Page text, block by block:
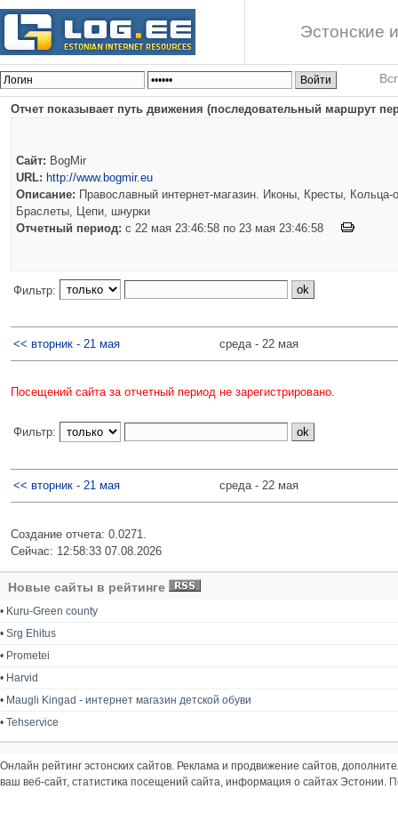
Эстонские
Отчет показывает путь движения (последовательный маршрут
Сайт: BogMir
URL: http://www.bogmir.eu
Описание: Православный интернет-магазин. Иконы, Кресты, Кольца-
Браслеты, Цепи, шнурки
Отчетный период: c 22 мая 23:46:58 по 23 мая 23:46:58
Фильтр:
<< вторник - 21 мая среда - 22 мая
Посещений сайта за отчетный период не зарегистрировано.
Фильтр:
<< вторник - 21 мая среда - 22 мая
Создание отчета: 0.0271.
Сейчас: 12:58:33 07.08.2026
Новые сайты в рейтинге
• Kuru-Green county
• Srg Ehitus
• Prometei
• Harvid
• Maugli Kingad - интернет магазин детской обуви
• Tehservice
Онлайн рейтинг эстонских сайтов. Реклама и продвижение сайтов,
ваш веб-сайт, статистика посещений сайта, информация о сайтах Эстонии.